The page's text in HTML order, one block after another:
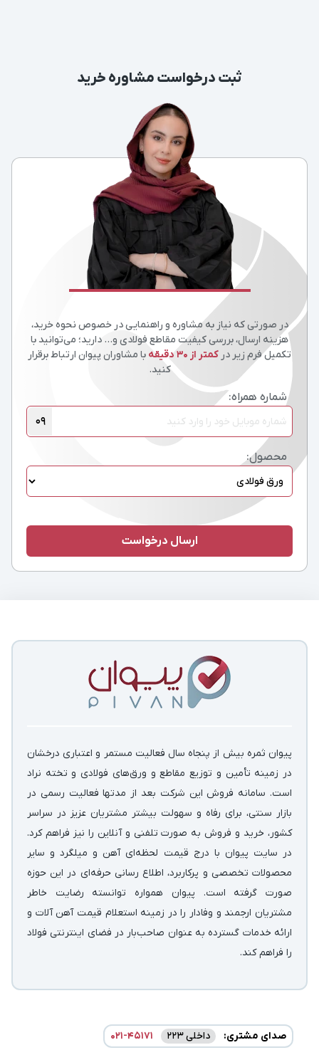
ثبت درخواست مشاوره خرید
در صورتی که نیاز به مشاوره و راهنمایی در خصوص نحوه خرید،
هزینه ارسال، بررسی کیفیت مقاطع فولادی و… دارید؛ می‌توانید با
تکمیل فرم زیر در کمتر از 30 دقیقه
با مشاوران پیوان ارتباط برقرار
کنید.
شماره همراه:
09
محصول:
پیوان ثمره بیش از پنجاه سال فعالیت مستمر و اعتباری درخشان
در زمینه‌ تأمین و توزیع مقاطع و ورق‌های فولادی و تخته نراد
است. سامانه فروش این شرکت بعد از مدتها فعالیت رسمی در
بازار سنتی، برای رفاه و سهولت بیشتر مشتریان عزیز در سراسر
کشور، خرید و فروش به صورت تلفنی و آنلاین را نیز فراهم کرد.
در سایت پیوان با درج قیمت لحظه‌ای آهن و میلگرد و سایر
محصولات تخصصی و پرکاربرد، اطلاع رسانی حرفه‌ای در این حوزه
صورت گرفته است. پیوان همواره توانسته رضایت خاطر
مشتریان ارجمند و وفادار را در زمینه استعلام قیمت آهن آلات و
ارائه خدمات گسترده به عنوان صاحب‌بار در فضای اینترنتی فولاد
را فراهم کند.
صدای مشتری: داخلی 223 021-45171